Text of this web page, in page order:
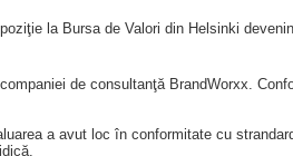
la Bursa de Valori din Helsinki
de consultanţă BrandWorxx.
a avut loc în conformitate cu